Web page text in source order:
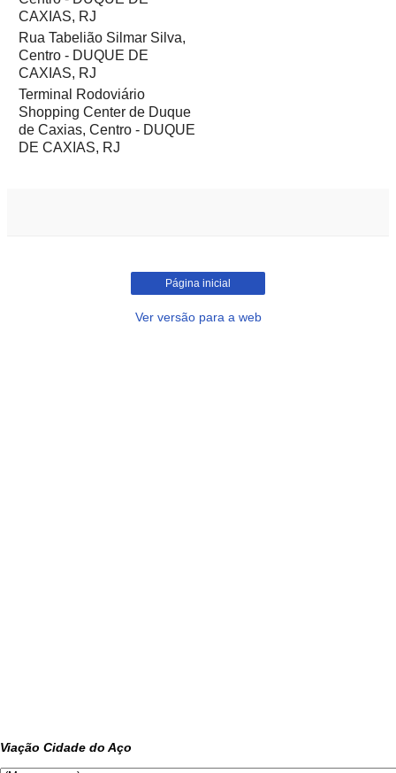
CAXIAS, RJ
Rua Tabelião Silmar Silva,
Centro - DUQUE DE
CAXIAS, RJ
Terminal Rodoviário
Shopping Center de Duque
de Caxias, Centro - DUQUE
DE CAXIAS, RJ
Página inicial
Ver versão para a web
Viação Cidade do Aço